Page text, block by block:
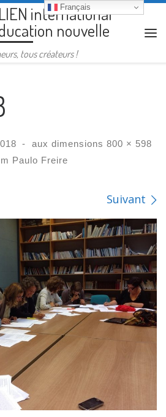
international
nouvelle
tous créateurs !
- aux dimensions 800 × 598
Paulo Freire
images Suivant
Français